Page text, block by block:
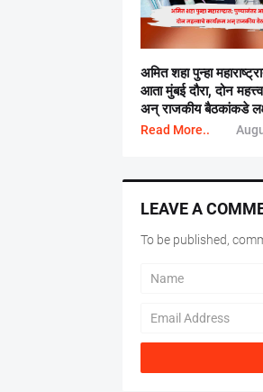
अमित शहा पुन्हा
आता मुंबई दौरा, दोन
अन् राजकीय बैठकांकडे
Read More..
LEAVE A
To be published,